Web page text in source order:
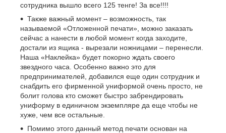
сотрудника вышло всего 125 тенге! За все!!!!
Также важный момент – возможность, так
называемой «Отложенной печати», можно заказать
сейчас а нанести в любой момент когда заходите,
достали из ящика - вырезали ножницами – перенесли.
Наша «Наклейка» будет покорно ждать своего
звездного часа. Особенно важно это для
предпринимателей, добавился еще один сотрудник и
снабдить его фирменной униформой очень просто, не
болит голова кто сможет быстро забрендировать
униформу в единичном экземпляре да еще чтобы не
хуже, чем все остальные.
Помимо этого данный метод печати основан на